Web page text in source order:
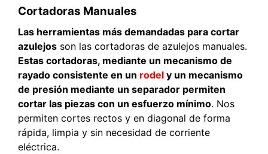
Cortadoras Manuales
Las herramientas más demandadas para cortar
azulejos son las cortadoras de azulejos manuales.
Estas cortadoras, mediante un mecanismo de
rayado consistente en un rodel y un mecanismo
de presión mediante un separador permiten
cortar las piezas con un esfuerzo mínimo. Nos
permiten cortes rectos y en diagonal de forma
rápida, limpia y sin necesidad de corriente
eléctrica.